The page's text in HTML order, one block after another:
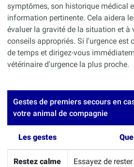
symptômes, son historique médical
information pertinente. Cela aidera
évaluer la gravité de la situation et à
conseils appropriés. Si l'urgence est
de temps et dirigez-vous
vétérinaire d'urgence la plus proche.
Gestes de premiers secours en
votre animal de compagnie
Les gestes
Restez calme
Essayez de